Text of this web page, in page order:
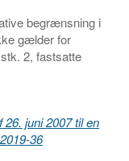
begrænsning i
gælder for
2, fastsatte
juni 2007 til en
36